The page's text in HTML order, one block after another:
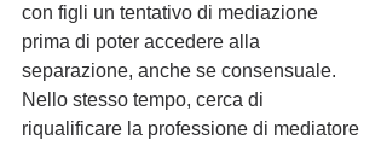
con figli un tentativo di mediazione
prima di poter accedere alla
separazione, anche se consensuale.
Nello stesso tempo, cerca di
riqualificare la professione di mediatore